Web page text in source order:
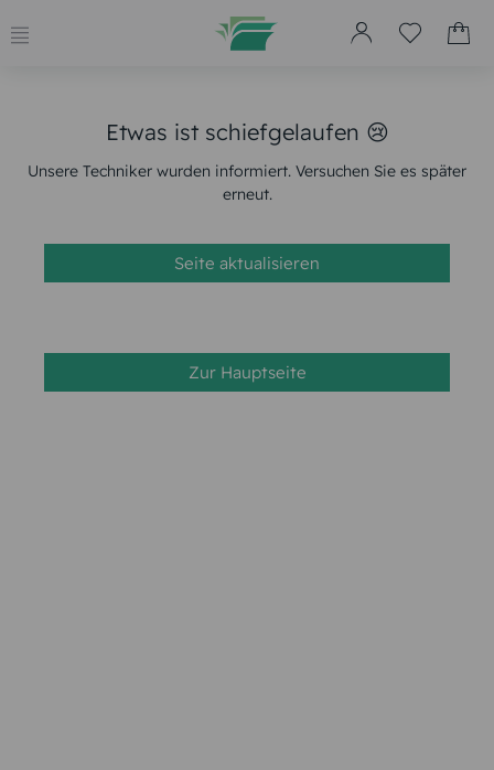
Etwas ist schiefgelaufen 😢
Unsere Techniker wurden informiert. Versuchen Sie es später
erneut.
Seite aktualisieren
Zur Hauptseite